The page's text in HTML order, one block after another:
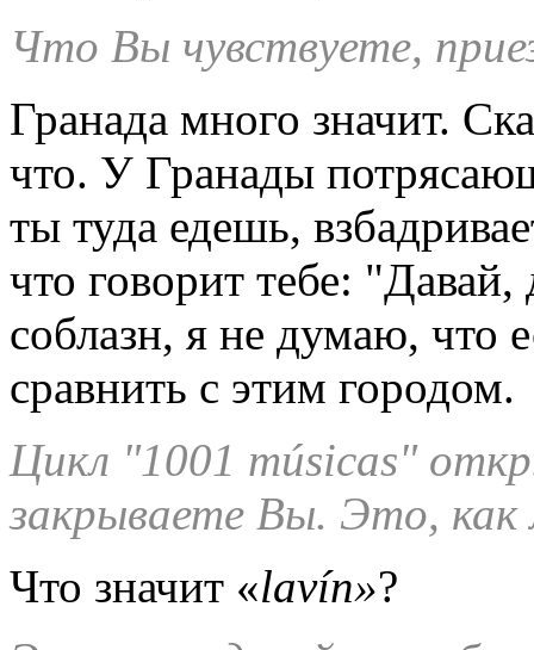
Что Вы чувствуете,
Гранада много значит.
что. У Гранады
ты туда едешь,
что говорит тебе:
соблазн, я не думаю, что
сравнить с этим городом.
Цикл "1001 músicas"
закрываете Вы. Это, как
Что значит «lavín»?